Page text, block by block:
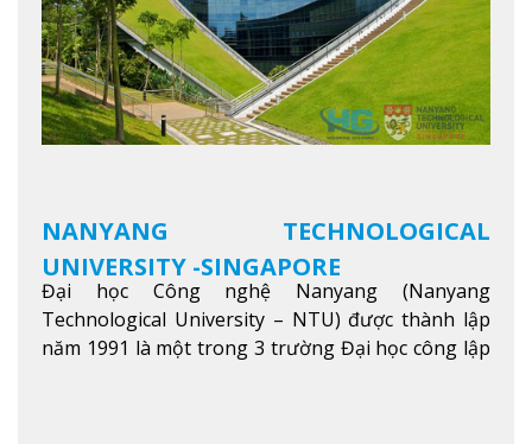
NANYANG TECHNOLOGICAL
UNIVERSITY -SINGAPORE
Đại học Công nghệ Nanyang (Nanyang
Technological University – NTU) được thành lập
năm 1991 là một trong 3 trường Đại học công lập